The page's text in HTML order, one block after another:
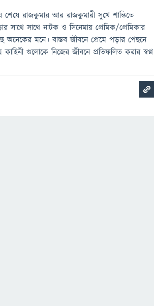
রাজকুমার আর রাজকুমারী সুখে শান্তিতে
সাথে নাটক ও সিনেমায় প্রেমিক/প্রেমিকার
অনেকের মনে। বাস্তব জীবনে প্রেমে পড়ার পেছনে
গুলোকে নিজের জীবনে প্রতিফলিত করার স্বপ্ন